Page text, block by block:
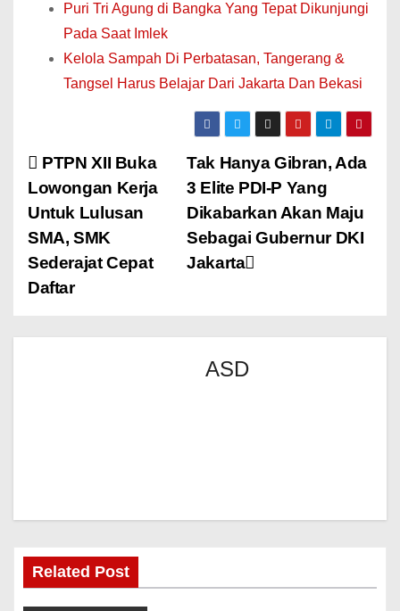
Puri Tri Agung di Bangka Yang Tepat Dikunjungi
Pada Saat Imlek
Kelola Sampah Di Perbatasan, Tangerang &
Tangsel Harus Belajar Dari Jakarta Dan Bekasi
Tak Hanya Gibran, Ada
3 Elite PDI-P Yang
Dikabarkan Akan Maju
Sebagai Gubernur DKI
Jakarta
PTPN XII Buka
Lowongan Kerja
Untuk Lulusan
SMA, SMK
Sederajat Cepat
Daftar
ASD
Related Post